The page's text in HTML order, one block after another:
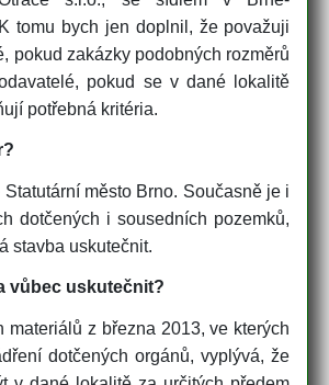
tomu bych jen doplnil, že považuji
pokud zakázky podobných rozměrů
pokud se v dané lokalitě
potřebná kritéria.
město Brno. Současně je i
dotčených i sousedních pozemků,
stavba uskutečnit.
vůbec uskutečnit?
z března 2013, ve kterých
dotčených orgánů, vyplývá, že